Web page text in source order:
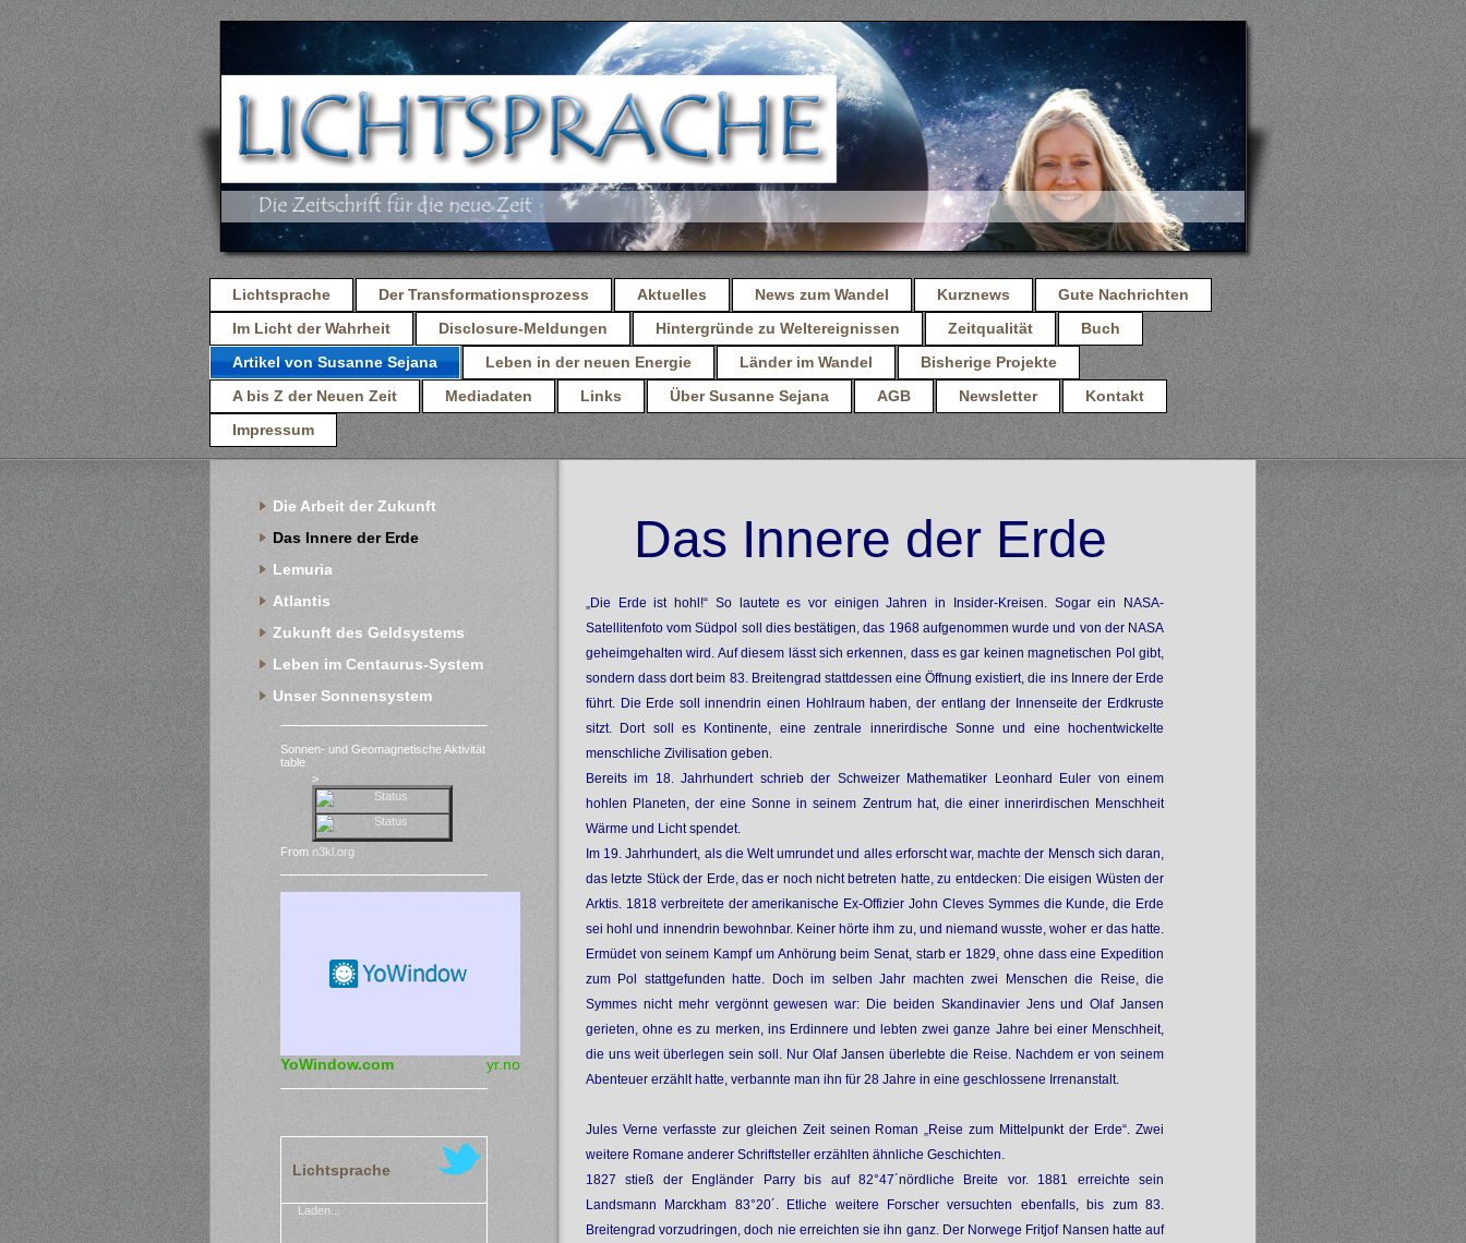
Lichtsprache Der Transformationsprozess Aktuelles News zum Wandel Kurznews
Gute Nachrichten
Im Licht der Wahrheit
Disclosure-Meldungen Hintergründe zu Weltereignissen Zeitqualität
Buch
Artikel von Susanne Sejana
Leben in der neuen Energie Länder im Wandel
Bisherige Projekte
A bis Z der Neuen Zeit
Mediadaten Links Über Susanne Sejana AGB Newsletter
Kontakt
Impressum
Das Innere der Erde
„Die Erde ist hohl!“ So lautete es vor einigen Jahren in Insider-Kreisen. Sogar ein NASA-
Satellitenfoto vom Südpol soll dies bestätigen, das 1968 aufgenommen wurde und von der NASA
geheimgehalten wird. Auf diesem lässt sich erkennen, dass es gar keinen magnetischen Pol gibt,
sondern dass dort beim 83. Breitengrad stattdessen eine Öffnung existiert, die ins Innere der Erde
führt. Die Erde soll innendrin einen Hohlraum haben, der entlang der Innenseite der Erdkruste
sitzt. Dort soll es Kontinente, eine zentrale innerirdische Sonne und eine hochentwickelte
menschliche Zivilisation geben.
Bereits im 18. Jahrhundert schrieb der Schweizer Mathematiker Leonhard Euler von einem
hohlen Planeten, der eine Sonne in seinem Zentrum hat, die einer innerirdischen Menschheit
Wärme und Licht spendet.
Im 19. Jahrhundert, als die Welt umrundet und alles erforscht war, machte der Mensch sich daran,
das letzte Stück der Erde, das er noch nicht betreten hatte, zu entdecken: Die eisigen Wüsten der
Arktis. 1818 verbreitete der amerikanische Ex-Offizier John Cleves Symmes die Kunde, die Erde
sei hohl und innendrin bewohnbar. Keiner hörte ihm zu, und niemand wusste, woher er das hatte.
Ermüdet von seinem Kampf um Anhörung beim Senat, starb er 1829, ohne dass eine Expedition
zum Pol stattgefunden hatte. Doch im selben Jahr machten zwei Menschen die Reise, die
Symmes nicht mehr vergönnt gewesen war: Die beiden Skandinavier Jens und Olaf Jansen
gerieten, ohne es zu merken, ins Erdinnere und lebten zwei ganze Jahre bei einer Menschheit,
die uns weit überlegen sein soll. Nur Olaf Jansen überlebte die Reise. Nachdem er von seinem
Abenteuer erzählt hatte, verbannte man ihn für 28 Jahre in eine geschlossene Irrenanstalt.
Jules Verne verfasste zur gleichen Zeit seinen Roman „Reise zum Mittelpunkt der Erde“. Zwei
weitere Romane anderer Schriftsteller erzählten ähnliche Geschichten.
1827 stieß der Engländer Parry bis auf 82°47´nördliche Breite vor. 1881 erreichte sein
Landsmann Marckham 83°20´. Etliche weitere Forscher versuchten ebenfalls, bis zum 83.
Breitengrad vorzudringen, doch nie erreichten sie ihn ganz. Der Norwege Fritjof Nansen hatte auf
Die Arbeit der Zukunft
Das Innere der Erde
Lemuria
Atlantis
Zukunft des Geldsystems
Leben im Centaurus-System
Unser Sonnensystem
Sonnen- und Geomagnetische Aktivität
table
>
From n3kl.org
YoWindow.com yr.no
Lichtsprache
Laden...